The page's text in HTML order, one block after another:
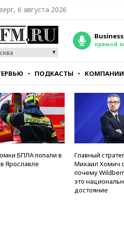
6 августа 2026
Business
прямой
ПОДКАСТЫ КОМПАНИИ
ТЕСТЫ
БПЛА попали в
Ярославле
Главный
Михаил Хомич
почему
это
достояние